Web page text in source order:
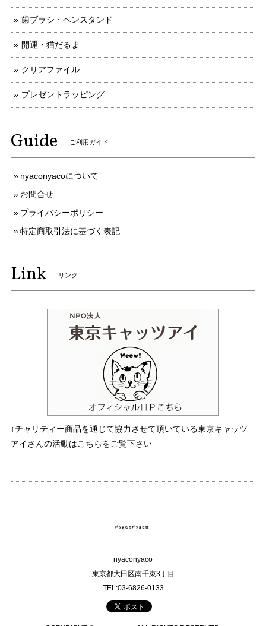
歯ブラシ・ペンスタンド
開運・猫だるま
クリアファイル
プレゼントラッピング
Guide ご利用ガイド
nyaconyacoについて
お問合せ
プライバシーポリシー
特定商取引法に基づく表記
Link リンク
↑チャリティー商品を通じて協力させて頂いている東京キャッツ
アイさんの活動はこちらをご覧下さい
nyaconyaco
東京都大田区南千束3丁目
TEL:03-6826-0133